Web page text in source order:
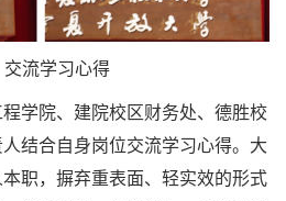
交流学习心得
学院、建院校区财务处、德胜校
结合自身岗位交流学习心得。大
职，摒弃重表面、轻实效的形式